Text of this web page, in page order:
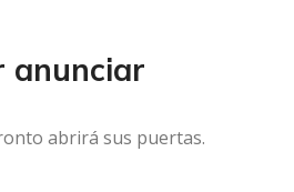
anunciar
abrirá sus puertas.